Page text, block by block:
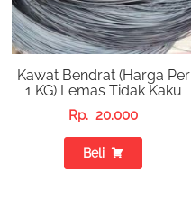
Kawat Bendrat (Harga Per
1 KG) Lemas Tidak Kaku
Rp. 20.000
Beli